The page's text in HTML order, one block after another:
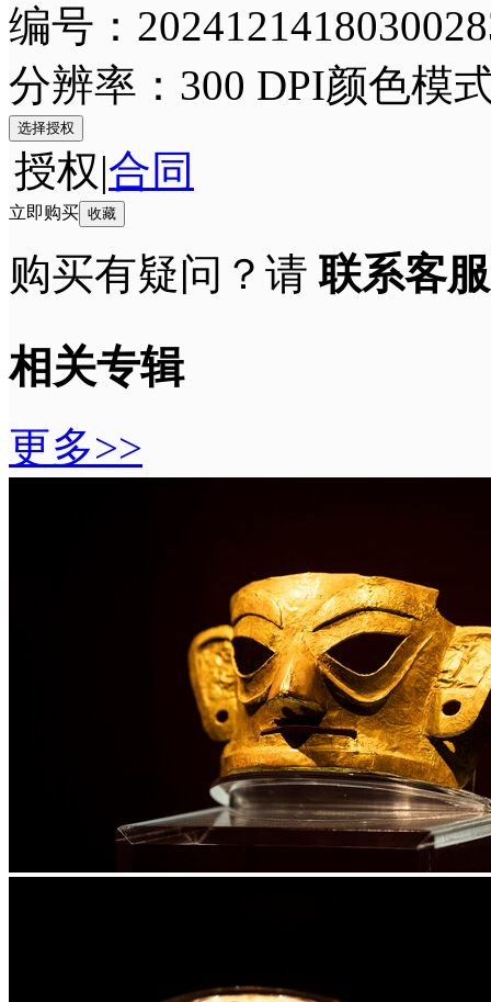
编号：
分辨率：300 DPI颜色模
选择授权
授权|合同
立即购买 收藏
购买有疑问？请联系客服
相关专辑
更多>>